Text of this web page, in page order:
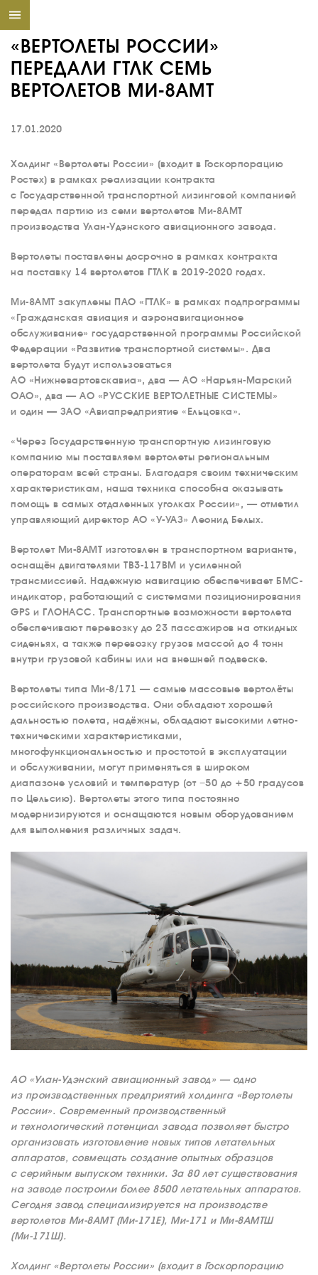
«ВЕРТОЛЕТЫ РОССИИ»
ПЕРЕДАЛИ ГТЛК СЕМЬ
ВЕРТОЛЕТОВ МИ-8АМТ
17.01.2020
Холдинг «Вертолеты России» (входит в Госкорпорацию
Ростех) в рамках реализации контракта
с Государственной транспортной лизинговой компанией
передал партию из семи вертолетов Ми-8АМТ
производства Улан-Удэнского авиационного завода.
Вертолеты поставлены досрочно в рамках контракта
на поставку 14 вертолетов ГТЛК в 2019-2020 годах.
Ми-8АМТ закуплены ПАО «ГТЛК» в рамках подпрограммы
«Гражданская авиация и аэронавигационное
обслуживание» государственной программы Российской
Федерации «Развитие транспортной системы». Два
вертолета будут использоваться
АО «Нижневартовскавиа», два — АО «Нарьян-Марский
ОАО», два — АО «РУССКИЕ ВЕРТОЛЕТНЫЕ СИСТЕМЫ»
и один — ЗАО «Авиапредприятие «Ельцовка».
«Через Государственную транспортную лизинговую
компанию мы поставляем вертолеты региональным
операторам всей страны. Благодаря своим техническим
характеристикам, наша техника способна оказывать
помощь в самых отдаленных уголках России», — отметил
управляющий директор АО «У-УАЗ» Леонид Белых.
Вертолет Ми-8АМТ изготовлен в транспортном варианте,
оснащён двигателями ТВ3-117ВМ и усиленной
трансмиссией. Надежную навигацию обеспечивает БМС-
индикатор, работающий с системами позиционирования
GPS и ГЛОНАСС. Транспортные возможности вертолета
обеспечивают перевозку до 23 пассажиров на откидных
сиденьях, а также перевозку грузов массой до 4 тонн
внутри грузовой кабины или на внешней подвеске.
Вертолеты типа Ми-8/171 — самые массовые вертолёты
российского производства. Они обладают хорошей
дальностью полета, надёжны, обладают высокими летно-
техническими характеристиками,
многофункциональностью и простотой в эксплуатации
и обслуживании, могут применяться в широком
диапазоне условий и температур (от −50 до +50 градусов
по Цельсию). Вертолеты этого типа постоянно
модернизируются и оснащаются новым оборудованием
для выполнения различных задач.
АО «Улан-Удэнский авиационный завод» — одно
из производственных предприятий холдинга «Вертолеты
России». Современный производственный
и технологический потенциал завода позволяет быстро
организовать изготовление новых типов летательных
аппаратов, совмещать создание опытных образцов
с серийным выпуском техники. За 80 лет существования
на заводе построили более 8500 летательных аппаратов.
Сегодня завод специализируется на производстве
вертолетов Ми-8АМТ (Ми-171Е), Ми-171 и Ми-8АМТШ
(Ми-171Ш).
Холдинг «Вертолеты России» (входит в Госкорпорацию